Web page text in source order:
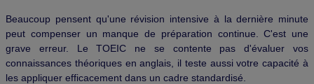
Beaucoup pensent qu'une révision intensive à la dernière minute
peut compenser un manque de préparation continue. C'est une
grave erreur. Le TOEIC ne se contente pas d'évaluer vos
connaissances théoriques en anglais, il teste aussi votre capacité à
les appliquer efficacement dans un cadre standardisé.